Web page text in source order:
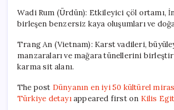
Wadi Rum (Ürdün): Etkileyici çöl ortamı,
birleşen benzersiz kaya oluşumları ve
Trang An (Vietnam): Karst vadileri,
manzaraları ve mağara tünellerini
karma sit alanı.
The post Dünyanın en iyi 50 kültürel
Türkiye detayıappeared first on Kilis